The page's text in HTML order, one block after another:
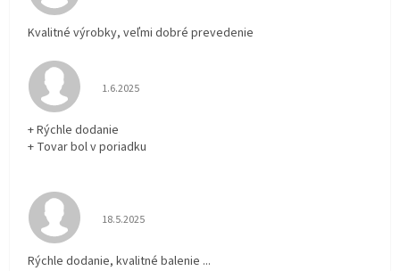
Kvalitné výrobky, veľmi dobré prevedenie
Hodnotenie obchodu je 5 z 5 hviezdičiek.
1.6.2025
+ Rýchle dodanie
+ Tovar bol v poriadku
Hodnotenie obchodu je 5 z 5 hviezdičiek.
18.5.2025
Rýchle dodanie, kvalitné balenie ...